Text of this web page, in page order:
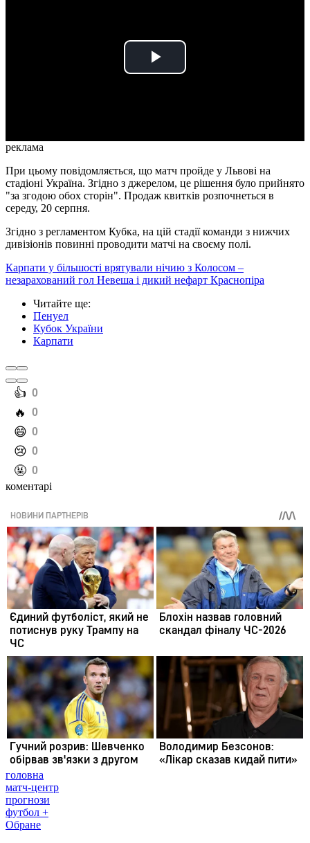
Play
реклама
При цьому повідомляється, що матч пройде у Львові на
стадіоні Україна. Згідно з джерелом, це рішення було прийнято
"за згодою обох сторін". Продаж квитків розпочнеться в
середу, 20 серпня.
Згідно з регламентом Кубка, на цій стадії команди з нижчих
дивізіонів повинні проводити матчі на своєму полі.
Карпати у більшості врятували нічию з Колосом –
незарахований гол Невеша і дикий нефарт Краснопіра
Читайте ще:
Пенуел
Кубок України
Карпати
️👍 0
️🔥 0
️😄 0
️😢 0
️🤬 0
коментарі
головна
матч-центр
прогнози
футбол +
Обране